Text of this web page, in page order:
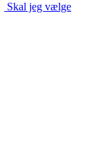
Skal jeg vælge